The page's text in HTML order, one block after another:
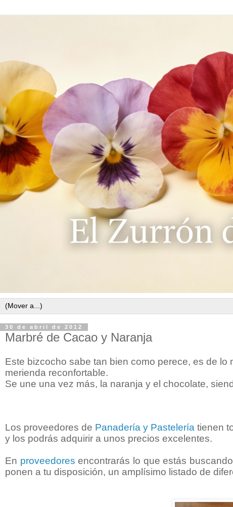
30 de abril de 2012
Marbré de Cacao y Naranja
Este bizcocho sabe tan bien como perece, es de
merienda reconfortable.
Se une una vez más, la naranja y el chocolate,
Los proveedores de Panadería y Pastelería tienen
y los podrás adquirir a unos precios excelentes.
En proveedores encontrarás lo que estás
ponen a tu disposición, un amplísimo listado de